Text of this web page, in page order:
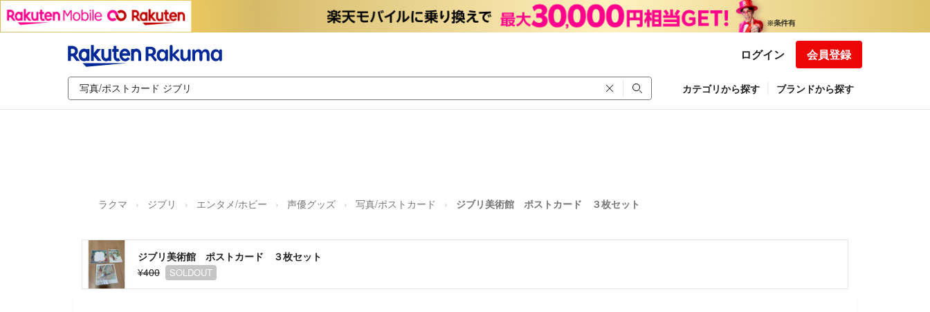
ログイン 会員登録
カテゴリから探す ブランドから探す
ラクマ ジブリ エンタメ/ホビー 声優グッズ 写真/ポストカード ジブリ美術館 ポストカード ３枚セット
ジブリ美術館 ポストカード ３枚セット
¥400
SOLDOUT